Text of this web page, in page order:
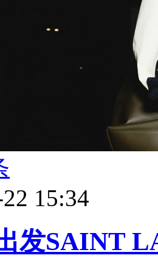
15:34
发SAINT